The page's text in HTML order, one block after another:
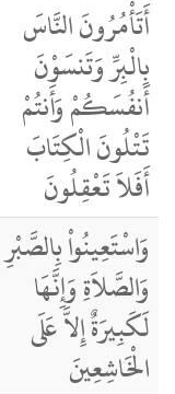
أَتَأْمُرُونَ النَّاسَ
بِالْبِرِّ وَتَنسَوْنَ
أَنفُسَكُمْ وَأَنتُمْ
تَتْلُونَ الْكِتَابَ
أَفَلاَ تَعْقِلُونَ
وَاسْتَعِينُواْ بِالصَّبْرِ
وَالصَّلاَةِ وَإِنَّهَا
لَكَبِيرَةٌ إِلاَّ عَلَى
الْخَاشِعِينَ